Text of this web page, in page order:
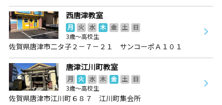
西唐津教室
月 火 水 木 金 土
日
3歳～高校生
佐賀県唐津市二タ子２－７－２１ サンコーポＡ１０１
唐津江川町教室
月 火 水 木 金 土
日
3歳～高校生
佐賀県唐津市江川町６８７ 江川町集会所